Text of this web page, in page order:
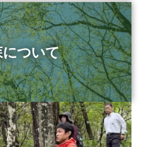
ついて